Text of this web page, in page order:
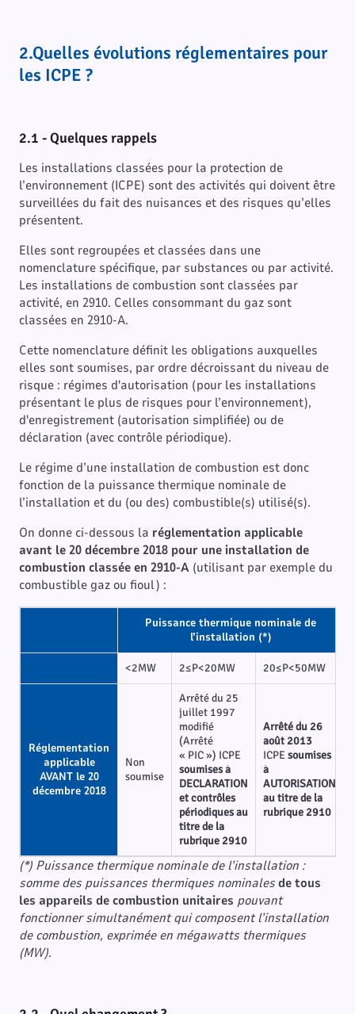
2.Quelles évolutions réglementaires pour
les ICPE ?
2.1 -Quelques rappels
Les installations classées pour la protection de
l’environnement (ICPE) sont des activités qui doivent être
surveillées du fait des nuisances et des risques qu’elles
présentent.
Elles sont regroupées et classées dans une
nomenclature spécifique, par substances ou par activité.
Les installations de combustion sont classées par
activité, en 2910. Celles consommant du gaz sont
classées en 2910-A.
Cette nomenclature définit les obligations auxquelles
elles sont soumises, par ordre décroissant du niveau de
risque : régimes d'autorisation (pour les installations
présentant le plus de risques pour l’environnement),
d'enregistrement (autorisation simplifiée) ou de
déclaration (avec contrôle périodique).
Le régime d’une installation de combustion est donc
fonction de la puissance thermique nominale de
l’installation et du (ou des) combustible(s) utilisé(s).
On donne ci-dessous la réglementation applicable
avant le 20 décembre 2018 pour une installation de
combustion classée en 2910-A (utilisant par exemple du
combustible gaz ou fioul) :
Puissance thermique nominale de
l’installation (*)
<2MW 2≤P<20MW 20≤P<50MW
Réglementation
applicable
AVANT le 20
décembre 2018
Non
soumise
Arrêté du 25
juillet 1997
modifié
(Arrêté
« PIC ») ICPE
soumises à
DECLARATION
et contrôles
périodiques au
titre de la
rubrique 2910
Arrêté du 26
août 2013
ICPE soumises
à
AUTORISATION
au titre de la
rubrique 2910
(*) Puissance thermique nominale de l’installation :
somme des puissances thermiques nominalesde tous
les appareils de combustion unitaires pouvant
fonctionner simultanément qui composent l’installation
de combustion, exprimée en mégawatts thermiques
(MW).